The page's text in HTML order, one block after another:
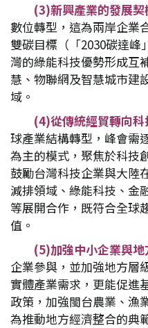
(3)新興產業的發展契
數位轉型，這為兩岸企業
雙碳目標（「2030碳達峰
灣的綠能科技優勢形成互
慧、物聯網及智慧城市建
域。
(4)從傳統經貿轉向
球產業結構轉型，峰會需
為主的模式，聚焦於科技
鼓勵台灣科技企業與大陸
減排領域、綠能科技、金
等展開合作，既符合全球
值。
(5)加強中小企業與地
企業參與，並加強地方層
實體產業需求，更能促進
政策，加強閩台農業、漁
為推動地方經濟整合的典